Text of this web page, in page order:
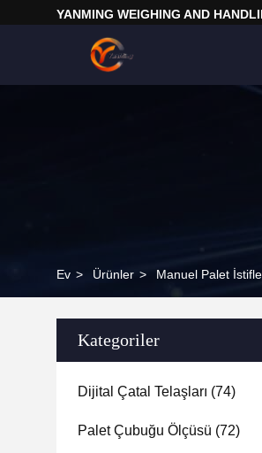
YANMING WEIGHING AND
Ev > Ürünler > Manuel Palet
Kategoriler
Dijital Çatal Telaşları (74)
Palet Çubuğu Ölçüsü (72)